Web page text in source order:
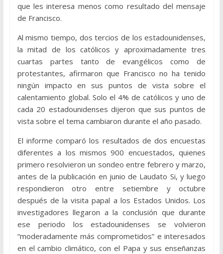
que les interesa menos como resultado del mensaje
de Francisco.
Al mismo tiempo, dos tercios de los estadounidenses,
la mitad de los católicos y aproximadamente tres
cuartas partes tanto de evangélicos como de
protestantes, afirmaron que Francisco no ha tenido
ningún impacto en sus puntos de vista sobre el
calentamiento global. Solo el 4% de católicos y uno de
cada 20 estadounidenses dijeron que sus puntos de
vista sobre el tema cambiaron durante el año pasado.
El informe comparó los resultados de dos encuestas
diferentes a los mismos 900 encuestados, quienes
primero resolvieron un sondeo entre febrero y marzo,
antes de la publicación en junio de Laudato Si, y luego
respondieron otro entre setiembre y octubre
después de la visita papal a los Estados Unidos. Los
investigadores llegaron a la conclusión que durante
ese periodo los estadounidenses se volvieron
“moderadamente más comprometidos” e interesados
en el cambio climático, con el Papa y sus enseñanzas